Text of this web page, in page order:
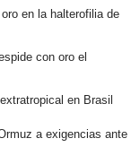
en la halterofilia de
con oro el
en Brasil
a exigencias ante